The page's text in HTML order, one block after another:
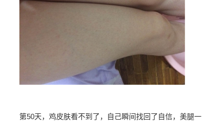
第50天，鸡皮肤看不到了，自己瞬间找回了自信，美腿一